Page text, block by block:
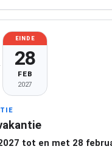
EINDE
28
FEB
2027
tot en met 28